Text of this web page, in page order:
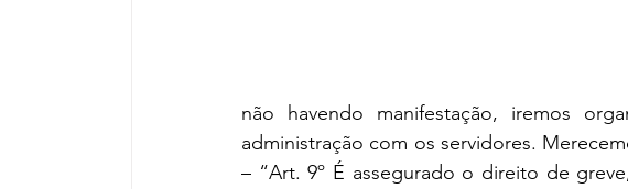
não havendo manifestação, iremos
administração com os servidores.
– “Art. 9º É assegurado o direito de